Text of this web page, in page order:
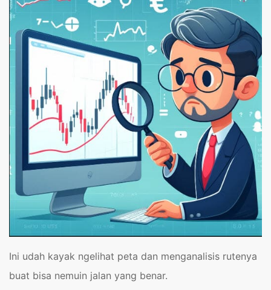
Ini udah kayak ngelihat peta dan menganalisis rutenya
buat bisa nemuin jalan yang benar.